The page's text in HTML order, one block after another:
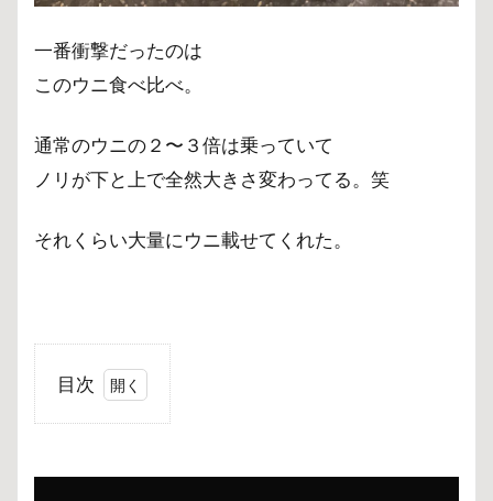
一番衝撃だったのは
このウニ食べ比べ。
通常のウニの２〜３倍は乗っていて
ノリが下と上で全然大きさ変わってる。笑
それくらい大量にウニ載せてくれた。
目次